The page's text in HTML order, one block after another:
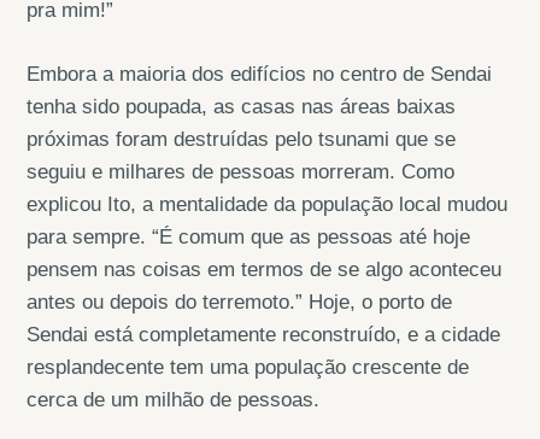
pra mim!”
Embora a maioria dos edifícios no centro de Sendai
tenha sido poupada, as casas nas áreas baixas
próximas foram destruídas pelo tsunami que se
seguiu e milhares de pessoas morreram. Como
explicou Ito, a mentalidade da população local mudou
para sempre. “É comum que as pessoas até hoje
pensem nas coisas em termos de se algo aconteceu
antes ou depois do terremoto.” Hoje, o porto de
Sendai está completamente reconstruído, e a cidade
resplandecente tem uma população crescente de
cerca de um milhão de pessoas.